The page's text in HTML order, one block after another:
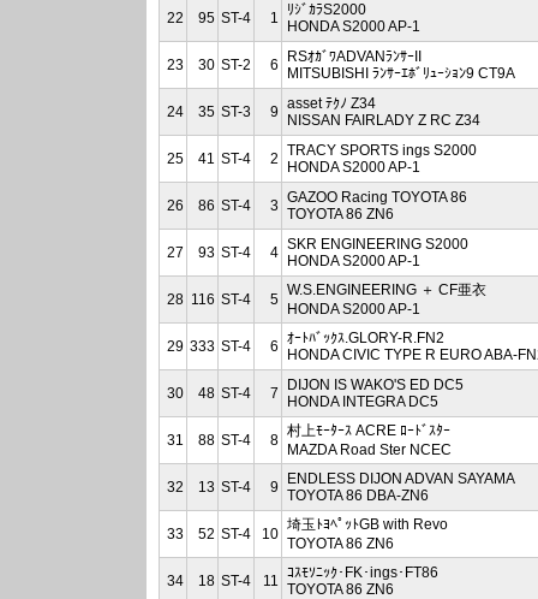
22 95 ST-4 1
ﾘｼﾞｶﾗS2000
HONDA S2000 AP-1
23 30 ST-2 6
RSｵｶﾞﾜADVANﾗﾝｻｰII
MITSUBISHI ﾗﾝｻｰｴﾎﾞﾘｭｰｼｮﾝ9 CT9A
24 35 ST-3 9 asset ﾃｸﾉ Z34
NISSAN FAIRLADY Z RC Z34
25 41 ST-4 2 TRACY SPORTS ings S2000
HONDA S2000 AP-1
26 86 ST-4 3 GAZOO Racing TOYOTA 86
TOYOTA 86 ZN6
27 93 ST-4 4 SKR ENGINEERING S2000
HONDA S2000 AP-1
28 116 ST-4 5
W.S.ENGINEERING ＋ CF亜衣
HONDA S2000 AP-1
29 333 ST-4 6 ｵｰﾄﾊﾞｯｸｽ.GLORY-R.FN2
HONDA CIVIC TYPE R EURO ABA-
30 48 ST-4 7
DIJON IS WAKO'S ED DC5
HONDA INTEGRA DC5
31 88 ST-4 8
村上ﾓｰﾀｰｽ ACRE ﾛｰﾄﾞｽﾀｰ
MAZDA Road Ster NCEC
32 13 ST-4 9
ENDLESS DIJON ADVAN SAYAMA
TOYOTA 86 DBA-ZN6
33 52 ST-4 10
埼玉ﾄﾖﾍﾟｯﾄGB with Revo
TOYOTA 86 ZN6
34 18 ST-4 11 ｺｽﾓｿﾆｯｸ･FK･ings･FT86
TOYOTA 86 ZN6